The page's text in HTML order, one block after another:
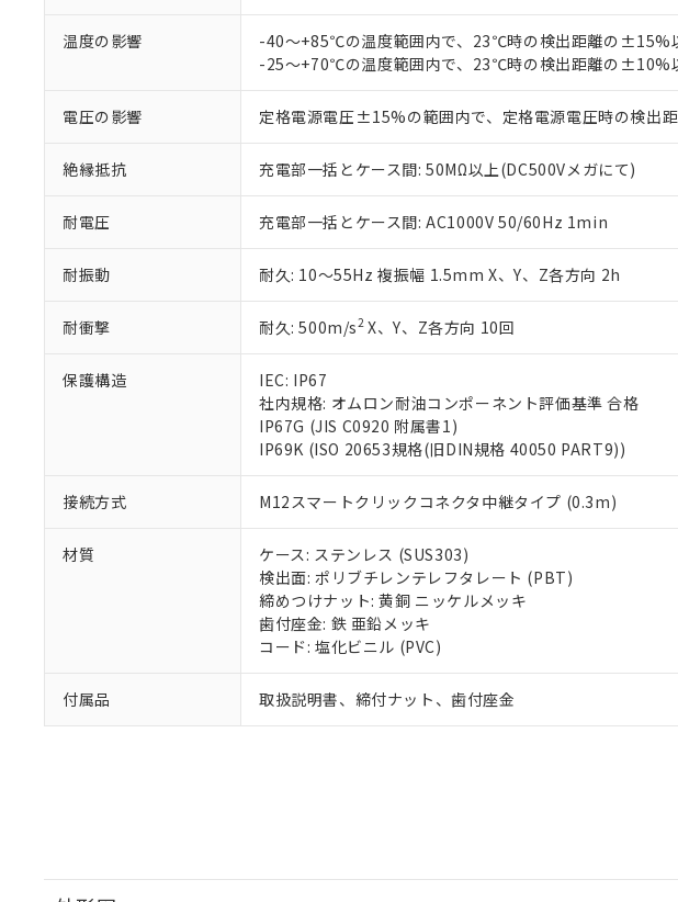
温度の影響
-40～+85℃の温度範囲内で、23℃時の検出距離の±15%
-25～+70℃の温度範囲内で、23℃時の検出距離の±10%
電圧の影響 定格電源電圧±15%の範囲内で、定格電源電圧時の検出
絶縁抵抗 充電部一括とケース間: 50MΩ以上(DC500Vメガにて)
耐電圧 充電部一括とケース間: AC1000V 50/60Hz 1min
耐振動 耐久: 10～55Hz 複振幅 1.5mm X、Y、Z各方向 2h
耐衝撃 耐久: 500m/s2X、Y、Z各方向 10回
保護構造
IEC: IP67
社内規格: オムロン耐油コンポーネント評価基準 合格
IP67G (JIS C0920 附属書1)
IP69K (ISO 20653規格(旧DIN規格 40050 PART9))
接続方式 M12スマートクリックコネクタ中継タイプ (0.3m)
材質
ケース: ステンレス (SUS303)
検出面: ポリブチレンテレフタレート (PBT)
締めつけナット: 黄銅 ニッケルメッキ
歯付座金: 鉄 亜鉛メッキ
コード: 塩化ビニル (PVC)
付属品 取扱説明書、締付ナット、歯付座金
いる法人を指します。
EU RoHS指令（10物質）の非含有証明書
51物質の非含有証明書（当社基準）
また、RoHS指令のフタル酸エステル類４
混在することから備考欄に対応日を記載し
既に当社にて対応品への在庫切替を完了し
り割愛しております。